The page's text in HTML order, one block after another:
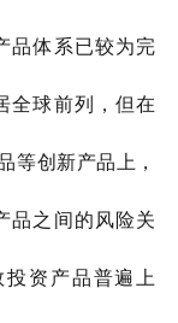
品体系已较为完
全球前列，但在
等创新产品上，
品之间的风险关
资产品普遍上